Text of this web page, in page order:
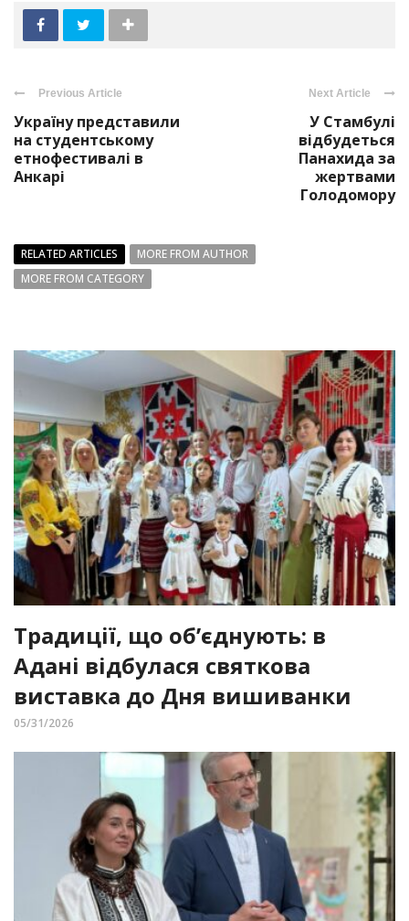
Previous Article
Україну представили
на студентському
етнофестивалі в
Анкарі
Next Article
У Стамбулі
відбудеться
Панахида за
жертвами
Голодомору
RELATED ARTICLES
MORE FROM AUTHOR
MORE FROM CATEGORY
Традиції, що об’єднують: в
Адані відбулася святкова
виставка до Дня вишиванки
05/31/2026